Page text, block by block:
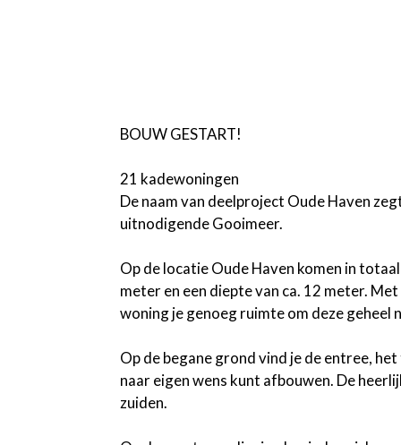
BOUW GESTART!
21 kadewoningen
De naam van deelproject Oude Haven
uitnodigende Gooimeer.
Op de locatie Oude Haven komen in
meter en een diepte van ca. 12 meter.
woning je genoeg ruimte om deze geheel
Op de begane grond vind je de entree,
naar eigen wens kunt afbouwen. De
zuiden.